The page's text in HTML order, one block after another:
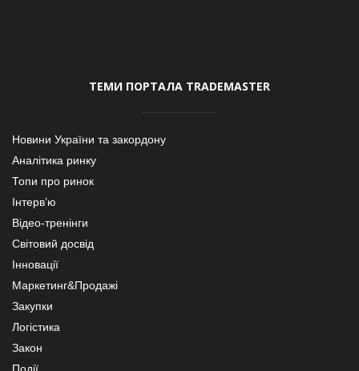
ТЕМИ ПОРТАЛА TRADEMASTER
Новини України та закордону
Аналітика ринку
Топи про ринок
Інтерв’ю
Відео-тренінги
Світовий досвід
Інновації
Маркетинг&Продажі
Закупки
Логістика
Закон
Події